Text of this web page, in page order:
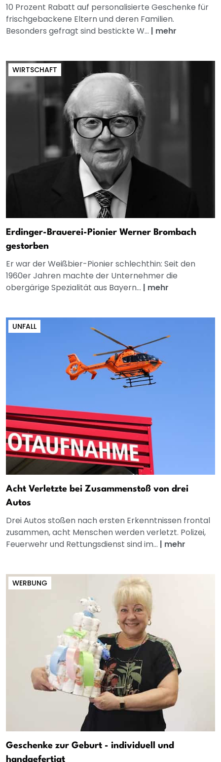
10 Prozent Rabatt auf personalisierte Geschenke für
frischgebackene Eltern und deren Familien.
Besonders gefragt sind bestickte W... | mehr
WIRTSCHAFT
Erdinger-Brauerei-Pionier Werner Brombach
gestorben
Er war der Weißbier-Pionier schlechthin: Seit den
1960er Jahren machte der Unternehmer die
obergärige Spezialität aus Bayern... | mehr
UNFALL
Acht Verletzte bei Zusammenstoß von drei
Autos
Drei Autos stoßen nach ersten Erkenntnissen frontal
zusammen, acht Menschen werden verletzt. Polizei,
Feuerwehr und Rettungsdienst sind im... | mehr
WERBUNG
Geschenke zur Geburt - individuell und
handgefertigt